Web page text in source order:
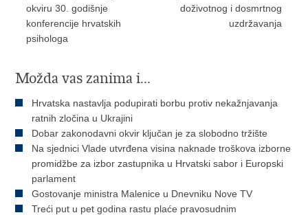
okviru 30. godišnje
konferencije hrvatskih
psihologa
doživotnog i dosmrtnog
uzdržavanja
Možda vas zanima i...
Hrvatska nastavlja podupirati borbu protiv nekažnjavanja
ratnih zločina u Ukrajini
Dobar zakonodavni okvir ključan je za slobodno tržište
Na sjednici Vlade utvrđena visina naknade troškova izborne
promidžbe za izbor zastupnika u Hrvatski sabor i Europski
parlament
Gostovanje ministra Malenice u Dnevniku Nove TV
Treći put u pet godina rastu plaće pravosudnim